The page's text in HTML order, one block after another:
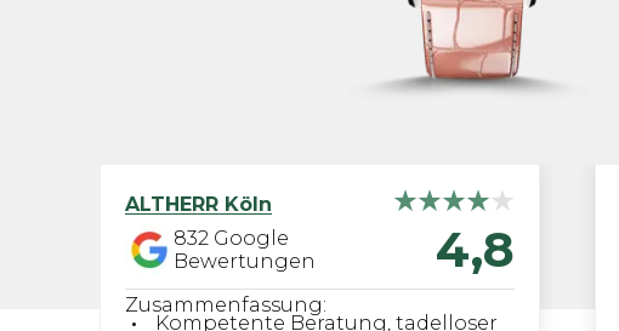
ALTHERR Köln
832 Google
Bewertungen
4,8
Zusammenfassung:
Kompetente Beratung, tadelloser